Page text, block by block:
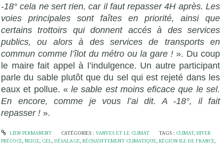
-18° cela ne sert rien, car il faut repasser 4H après. Les
voies principales sont faîtes en priorité, ainsi que
certains trottoirs qui donnent accés à des services
publics, ou alors à des services de transports en
commun comme l’îlot du métro ou la gare ! ». Du coup
le maire fait appel à l’indulgence. Un autre participant
parle du sable plutôt que du sel qui est rejeté dans les
eaux et pollue. «le sable est moins eficace que le sel.
En encore, comme je vous l’ai dit. A -18°, il fait
repasser ! ».
LIEN PERMANENT CATÉGORIES : VANVES ET LE CLIMAT TAGS : CLIMAT,HIVER
PRÉCOCE, NEIGE, GEL, DÉSALAGE, RÉCHAUFFEMENT CLIMATIQUE, RÉGION ILE DE FRANCE,